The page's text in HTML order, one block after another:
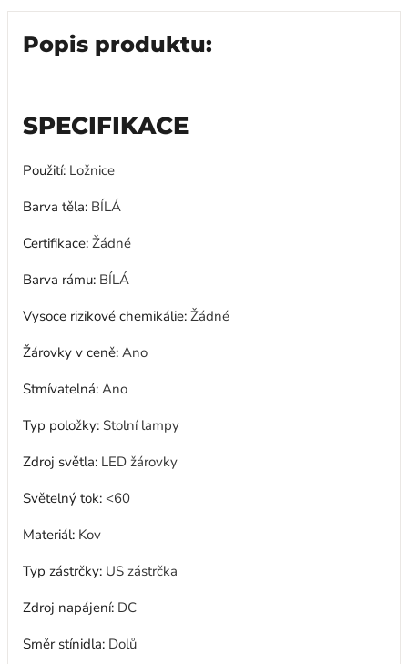
Popis produktu:
SPECIFIKACE
Použití: Ložnice
Barva těla: BÍLÁ
Certifikace: Žádné
Barva rámu: BÍLÁ
Vysoce rizikové chemikálie: Žádné
Žárovky v ceně: Ano
Stmívatelná: Ano
Typ položky: Stolní lampy
Zdroj světla: LED žárovky
Světelný tok: <60
Materiál: Kov
Typ zástrčky: US zástrčka
Zdroj napájení: DC
Směr stínidla: Dolů